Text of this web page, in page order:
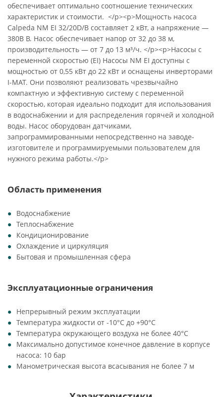
обеспечивает оптимально соотношение технических
характеристик и стоимости. </p><p>Мощность насоса
Calpeda NM EI 32/20D/B составляет 2 кВт, а напряжение —
380В В. Насос обеспечивает напор от 32 до 38 м,
производительность — от 7 до 13 м³/ч. </p><p>Насосы с
переменной скоростью (EI) Насосы NM EI доступны с
мощностью от 0,55 кВт до 22 кВт и оснащены инверторами
I-MAT. Они позволяют реализовать чрезвычайно
компактную и эффективную систему с переменной
скоростью, которая идеально подходит для использования
в водоснабжении и для распределения горячей и холодной
воды. Насос оборудован датчиками,
запрограммированными непосредственно на заводе-
изготовителе и программируемыми пользователем для
нужного режима работы.</p>
Область применения
Водоснабжение
Теплоснабжение
Кондиционирование
Охлаждение и циркуляция
Бытовая и промышленная сфера
Эксплуатационные ограничения
Непрерывный режим эксплуатации
Температура жидкости от -10°C до +90°C
Температура окружающего воздуха не более 40°C
Максимально допустимое конечное давление в корпусе
насоса: 10 бар
Манометрическая высота всасывания не более 7 м